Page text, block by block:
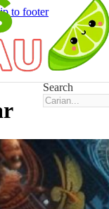
to footer
Search